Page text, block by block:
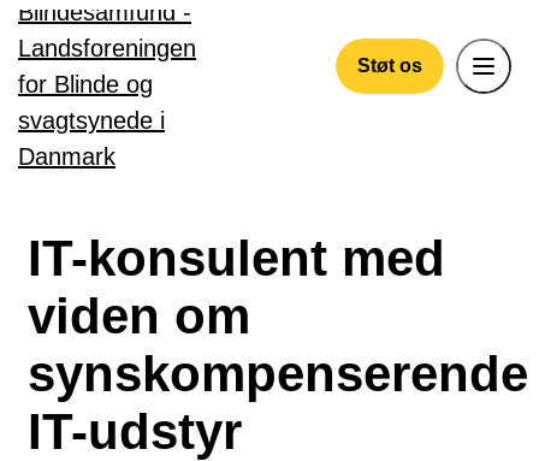
Gå til hovedindhold
Støt os
IT-konsulent med
viden om
synskompenserende
IT-udstyr